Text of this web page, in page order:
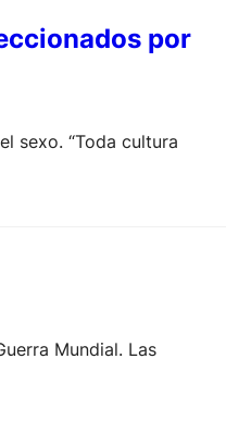
por
sexo. “Toda cultura
Mundial. Las